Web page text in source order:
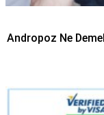
Andropoz Ne